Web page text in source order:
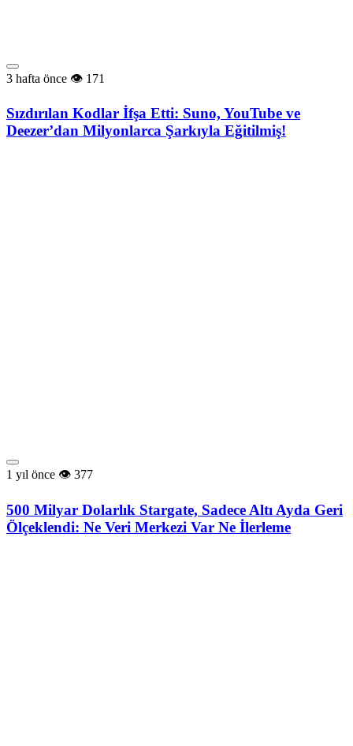
3 hafta önce 171
Sızdırılan Kodlar İfşa Etti: Suno, YouTube ve
Deezer’dan Milyonlarca Şarkıyla Eğitilmiş!
1 yıl önce 377
500 Milyar Dolarlık Stargate, Sadece Altı Ayda Geri
Ölçeklendi: Ne Veri Merkezi Var Ne İlerleme